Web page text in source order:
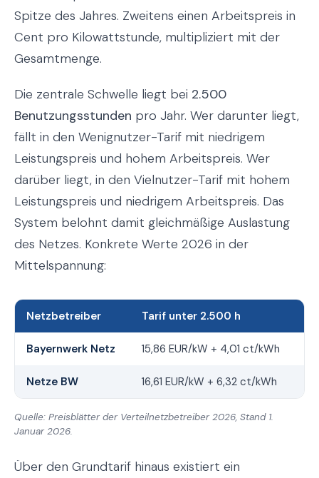
Spitze des Jahres. Zweitens einen Arbeitspreis in
Cent pro Kilowattstunde, multipliziert mit der
Gesamtmenge.
Die zentrale Schwelle liegt bei 2.500
Benutzungsstunden pro Jahr. Wer darunter liegt,
fällt in den Wenignutzer-Tarif mit niedrigem
Leistungspreis und hohem Arbeitspreis. Wer
darüber liegt, in den Vielnutzer-Tarif mit hohem
Leistungspreis und niedrigem Arbeitspreis. Das
System belohnt damit gleichmäßige Auslastung
des Netzes. Konkrete Werte 2026 in der
Mittelspannung:
Netzbetreiber Tarif unter 2.500 h
Bayernwerk Netz 15,86 EUR/kW + 4,01 ct/kWh
Netze BW 16,61 EUR/kW + 6,32 ct/kWh
Quelle: Preisblätter der Verteilnetzbetreiber 2026, Stand 1.
Januar 2026.
Über den Grundtarif hinaus existiert ein